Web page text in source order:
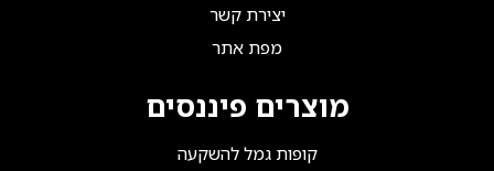
יצירת קשר
מפת אתר
מוצרים פיננסים
קופות גמל להשקעה